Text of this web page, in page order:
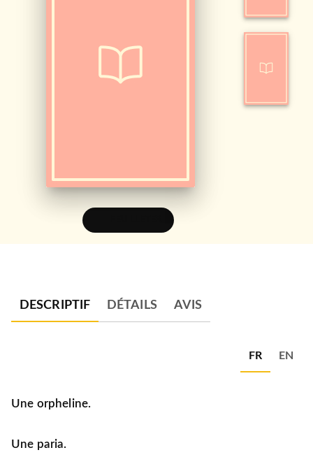
DESCRIPTIF DÉTAILS AVIS
FR EN
Une orpheline.
Une paria.